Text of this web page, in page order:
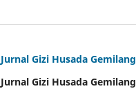
Jurnal Gizi Husada Gemilang
Jurnal Gizi Husada Gemilang